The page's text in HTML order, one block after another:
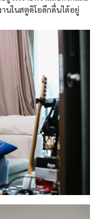
านในสตูดิโอดึกดื่นได้อยู่